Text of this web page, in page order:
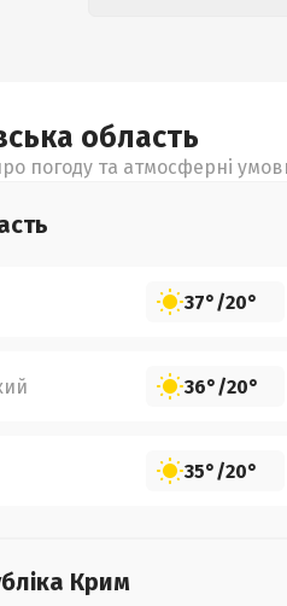
область
погоду та атмосферні
37°/20°
36°/20°
35°/20°
Крим